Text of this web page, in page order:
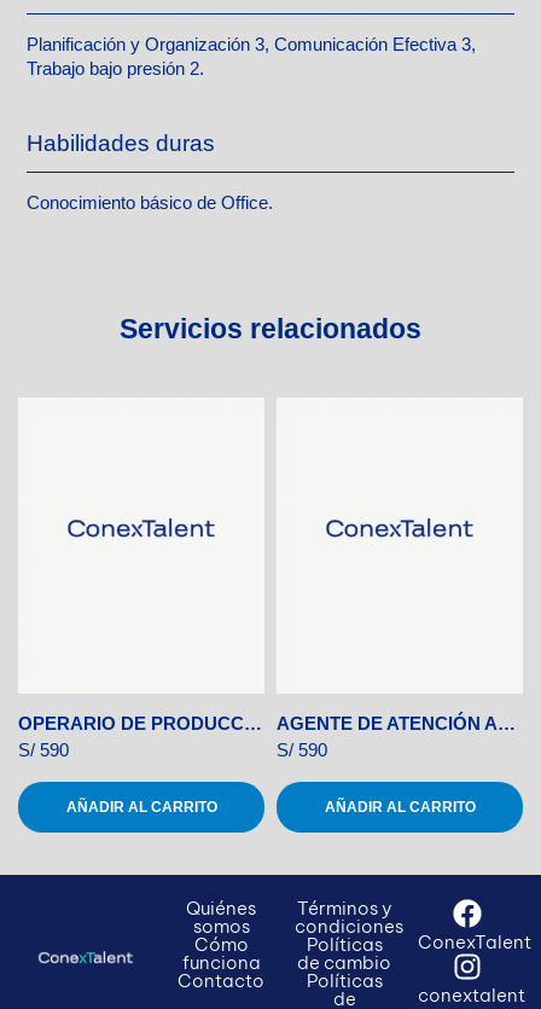
Planificación y Organización 3, Comunicación Efectiva 3,
Trabajo bajo presión 2.
Habilidades duras
Conocimiento básico de Office.
Servicios relacionados
OPERARIO DE PRODUCCIÓN
S/ 590
AÑADIR AL CARRITO
AGENTE DE ATENCIÓN AL CLIENTE
S/ 590
AÑADIR AL CARRITO
Quiénes
somos
Cómo
funciona
Contacto
Términos y
condiciones
Políticas
de cambio
Políticas
de
ConexTalent
conextalent